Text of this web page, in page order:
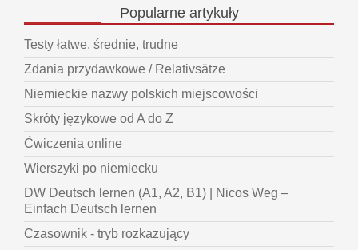
Popularneartykuły
Testy łatwe, średnie, trudne
Zdania przydawkowe / Relativsätze
Niemieckie nazwy polskich miejscowości
Skróty językowe od A do Z
Ćwiczenia online
Wierszyki po niemiecku
DW Deutsch lernen (A1, A2, B1) | Nicos Weg –
Einfach Deutsch lernen
Czasownik - tryb rozkazujący